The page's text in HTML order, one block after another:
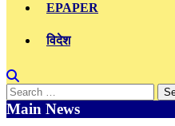
EPAPER
विदेश
Search
for:
Main News